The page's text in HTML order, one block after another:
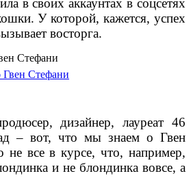
в своих аккаунтах в соцсетях
У которой, кажется, успех
восторга.
Стефани
дизайнер, лауреат 46
– вот, что мы знаем о Гвен
не все в курсе, что, например,
и не блондинка вовсе, а